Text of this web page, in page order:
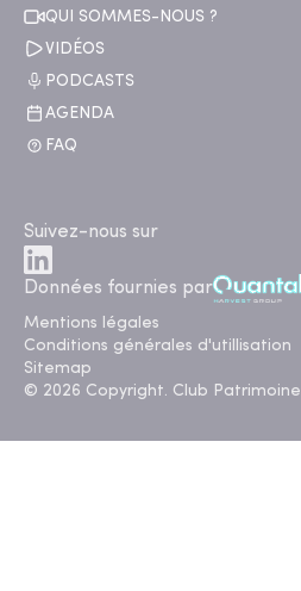
QUI SOMMES-NOUS ?
VIDÉOS
PODCASTS
AGENDA
FAQ
Suivez-nous sur
Données fournies par
Mentions légales
Conditions générales d'utillisation
Sitemap
© 2026 Copyright. Club Patrimoine